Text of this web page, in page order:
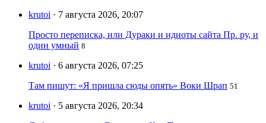
krutoi · 7 августа 2026, 20:07
Просто переписка, или Дураки и идиоты сайта Пр. ру, и
один умный 8
krutoi · 6 августа 2026, 07:25
Там пишут: «Я пришла сюды опять» Воки Шрап 51
krutoi · 5 августа 2026, 20:34